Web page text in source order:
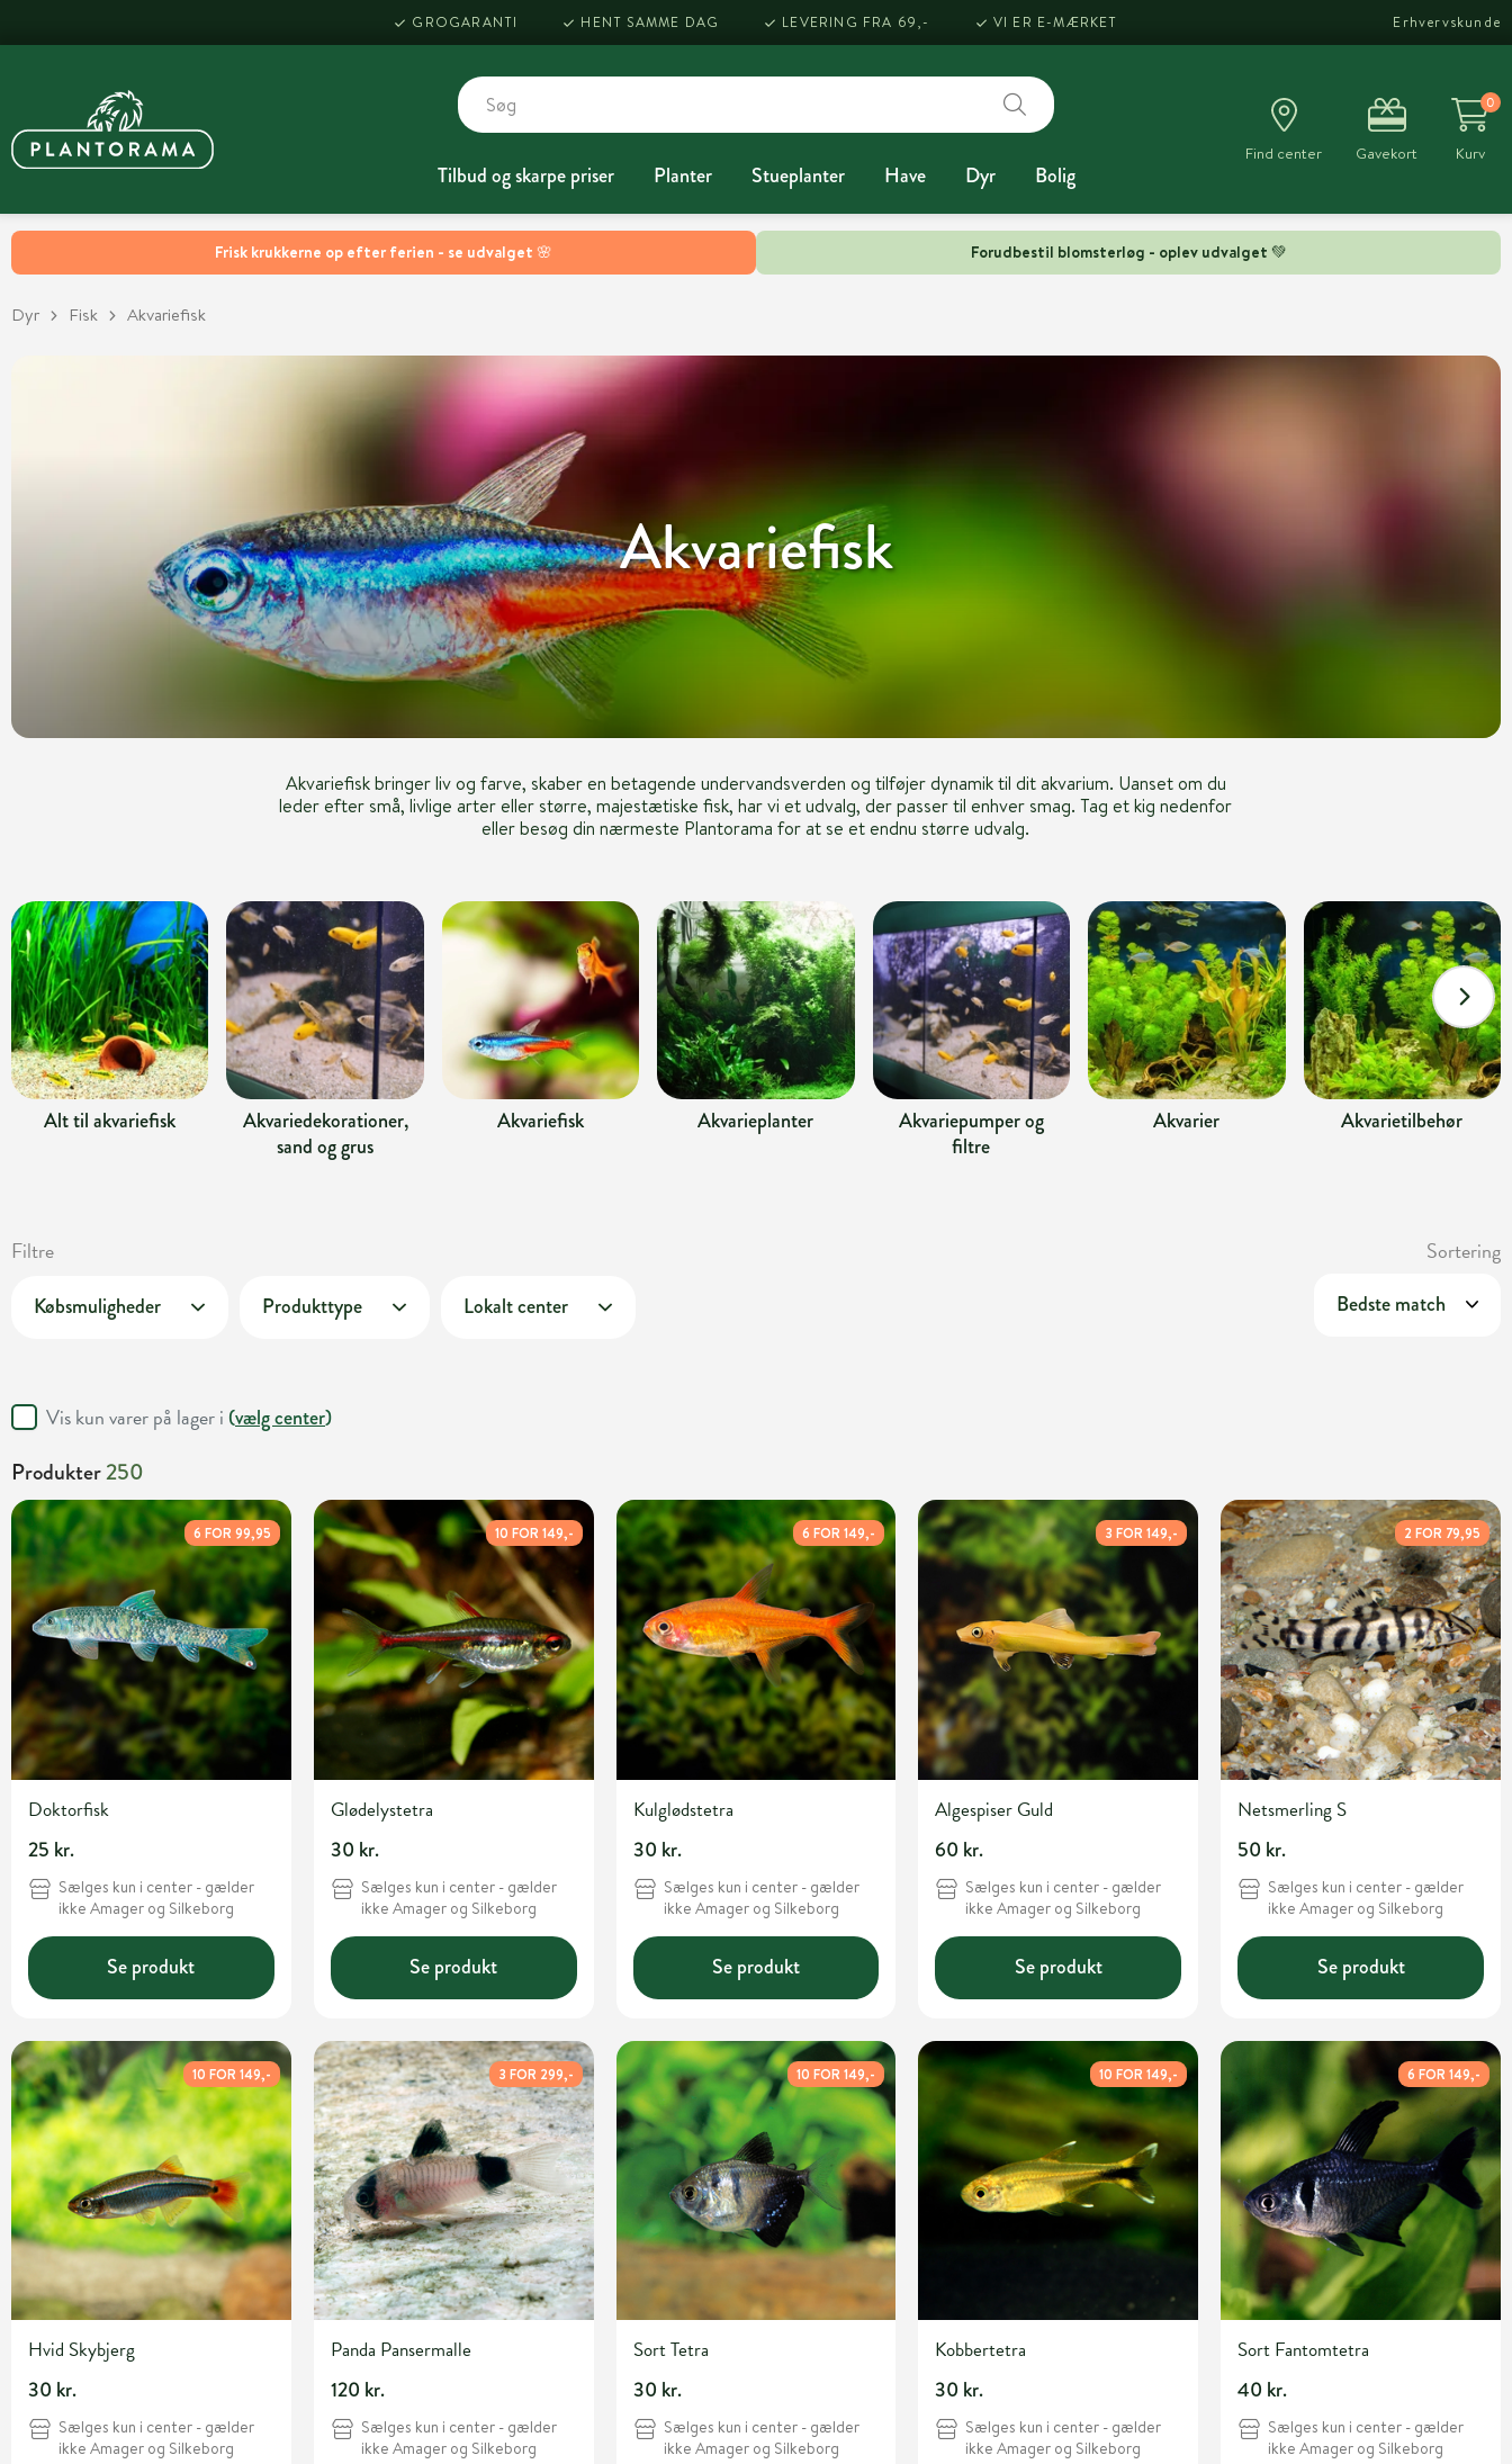
Frisk krukkerne op efter ferien - se udvalget 🌸 Forudbestil blomsterløg - oplev udvalget 💚
GROGARANTI HENT SAMME DAG LEVERING FRA 69,- VI ER E-MÆRKET Erhvervskunde
Tilbud og skarpe priser Planter Stueplanter Have Dyr Bolig
Find center Gavekort
0
Kurv
Dyr Fisk Akvariefisk
Akvariefisk
Akvariefisk bringer liv og farve, skaber en betagende undervandsverden og tilføjer dynamik til dit akvarium. Uanset om du
leder efter små, livlige arter eller større, majestætiske fisk, har vi et udvalg, der passer til enhver smag. Tag et kig nedenfor
eller besøg din nærmeste Plantorama for at se et endnu større udvalg.
Alt til akvariefisk
Akvariedekorationer,
sand og grus
Akvariefisk Akvarieplanter
Akvariepumper og
filtre
Akvarier Akvarietilbehør
Filtre Sortering
Købsmuligheder Produkttype Lokalt center
Vis kun varer på lager i (vælg center)
Produkter250
6 FOR 99,95
Doktorfisk
25 kr.
Sælges kun i center - gælder
ikke Amager og Silkeborg
Se produkt
10 FOR 149,-
Glødelystetra
30 kr.
Sælges kun i center - gælder
ikke Amager og Silkeborg
Se produkt
6 FOR 149,-
Kulglødstetra
30 kr.
Sælges kun i center - gælder
ikke Amager og Silkeborg
Se produkt
3 FOR 149,-
Algespiser Guld
60 kr.
Sælges kun i center - gælder
ikke Amager og Silkeborg
Se produkt
2 FOR 79,95
Netsmerling S
50 kr.
Sælges kun i center - gælder
ikke Amager og Silkeborg
Se produkt
10 FOR 149,-
Hvid Skybjerg
30 kr.
Sælges kun i center - gælder
ikke Amager og Silkeborg
3 FOR 299,-
Panda Pansermalle
120 kr.
Sælges kun i center - gælder
ikke Amager og Silkeborg
10 FOR 149,-
Sort Tetra
30 kr.
Sælges kun i center - gælder
ikke Amager og Silkeborg
10 FOR 149,-
Kobbertetra
30 kr.
Sælges kun i center - gælder
ikke Amager og Silkeborg
6 FOR 149,-
Sort Fantomtetra
40 kr.
Sælges kun i center - gælder
ikke Amager og Silkeborg